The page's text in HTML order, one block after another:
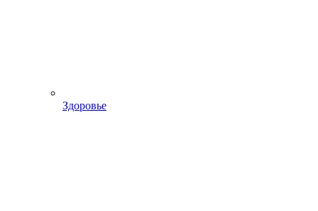
Здоровье